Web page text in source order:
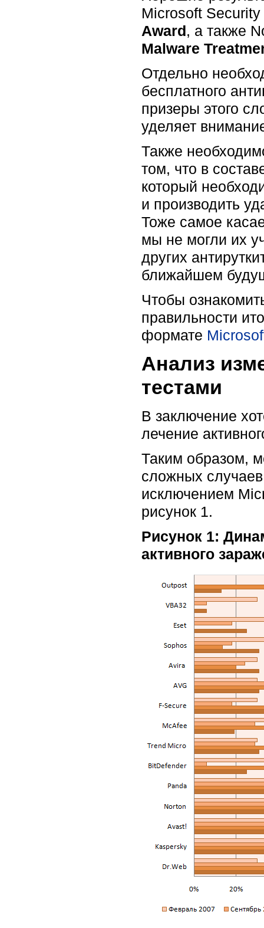
Microsoft
Award, а также
Malware
Отдельно
бесплатного
призеры этого
уделяет
Также
том, что в
который
и производить
Тоже самое
мы не могли их
других
ближайшем
Чтобы
правильности
формате
Анализ
тестами
В заключение
лечение
Таким образом,
сложных случаев
исключением
рисунок 1.
Рисунок 1:
активного